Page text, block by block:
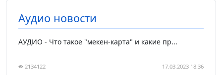
Аудио новости
АУДИО - Что такое "мекен-карта" и какие пр...
2134122 17.03.2023 18:36